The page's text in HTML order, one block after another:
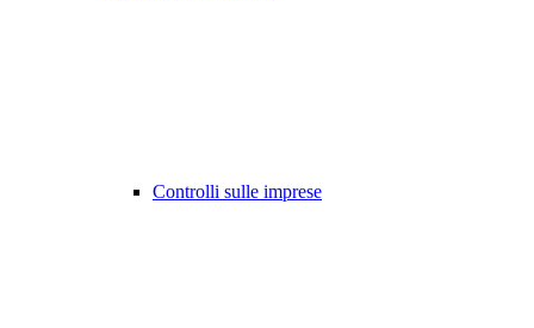
Controlli sulle imprese